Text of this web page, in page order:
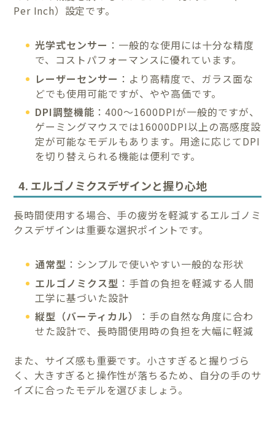
Per Inch）設定です。
光学式センサー ：一般的な使用には十分な精度
で、コストパフォーマンスに優れています。
レーザーセンサー ：より高精度で、ガラス面な
どでも使用可能ですが、やや高価です。
DPI調整機能 ：400〜1600DPIが一般的ですが、
ゲーミングマウスでは16000DPI以上の高感度設
定が可能なモデルもあります。用途に応じてDPI
を切り替えられる機能は便利です。
4. エルゴノミクスデザインと握り心地
長時間使用する場合、手の疲労を軽減するエルゴノミ
クスデザインは重要な選択ポイントです。
通常型 ：シンプルで使いやすい一般的な形状
エルゴノミクス型 ：手首の負担を軽減する人間
工学に基づいた設計
縦型（バーティカル）
：手の自然な角度に合わ
せた設計で、長時間使用時の負担を大幅に軽減
また、サイズ感も重要です。小さすぎると握りづら
く、大きすぎると操作性が落ちるため、自分の手のサ
イズに合ったモデルを選びましょう。